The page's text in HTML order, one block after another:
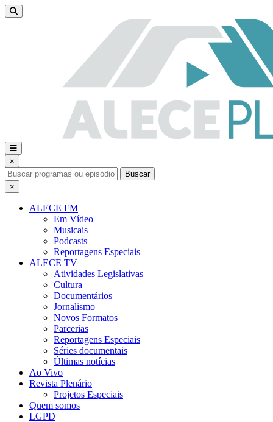
×
Buscar
×
ALECE FM
Em Vídeo
Musicais
Podcasts
Reportagens Especiais
ALECE TV
Atividades Legislativas
Cultura
Documentários
Jornalismo
Novos Formatos
Parcerias
Reportagens Especiais
Séries documentais
Últimas notícias
Ao Vivo
Revista Plenário
Projetos Especiais
Quem somos
LGPD